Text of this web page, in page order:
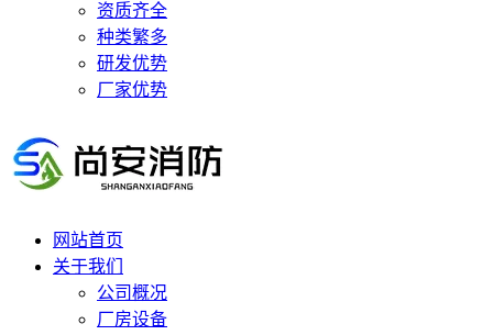
资质齐全
种类繁多
研发优势
厂家优势
网站首页
关于我们
公司概况
厂房设备